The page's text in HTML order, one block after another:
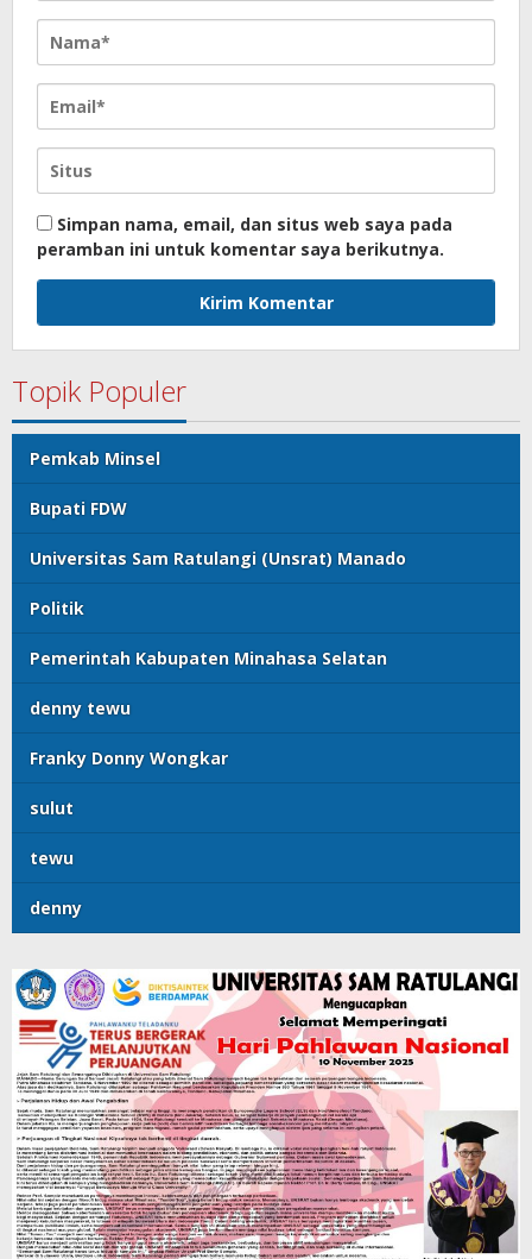
Simpan nama, email, dan situs web saya pada
peramban ini untuk komentar saya berikutnya.
Topik Populer
Pemkab Minsel
Bupati FDW
Universitas Sam Ratulangi (Unsrat) Manado
Politik
Pemerintah Kabupaten Minahasa Selatan
denny tewu
Franky Donny Wongkar
sulut
tewu
denny